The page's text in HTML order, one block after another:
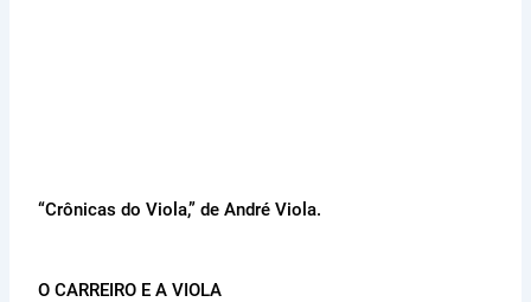
“Crônicas do Viola,” de André Viola.
O CARREIRO E A VIOLA